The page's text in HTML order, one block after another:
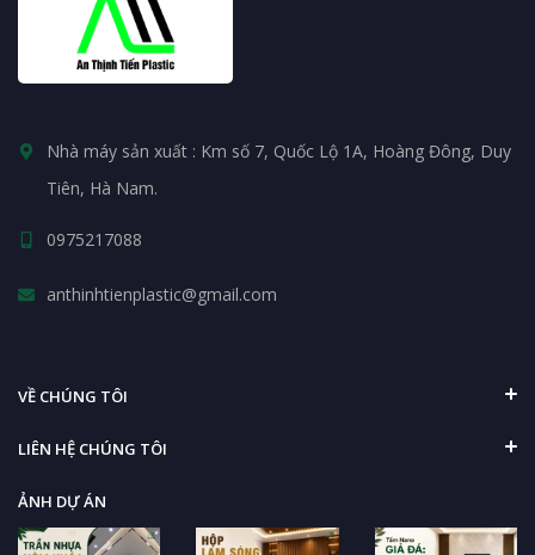
Nhà máy sản xuất : Km số 7, Quốc Lộ 1A, Hoàng Đông, Duy
Tiên, Hà Nam.
0975217088
anthinhtienplastic@gmail.com
VỀ CHÚNG TÔI
LIÊN HỆ CHÚNG TÔI
ẢNH DỰ ÁN